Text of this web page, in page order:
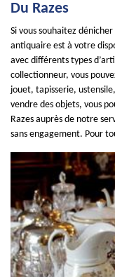
Du Razes
Si vous souhaitez
antiquaire est à votre
avec différents types
collectionneur, vous
jouet, tapisserie,
vendre des objets, vous
Razes auprès de notre
sans engagement. Pour